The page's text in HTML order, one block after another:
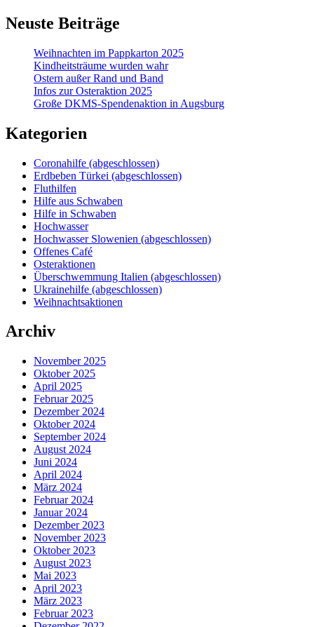
Neuste Beiträge
Weihnachten im Pappkarton 2025
Kindheitsträume wurden wahr
Ostern außer Rand und Band
Infos zur Osteraktion 2025
Große DKMS-Spendenaktion in Augsburg
Kategorien
Coronahilfe (abgeschlossen)
Erdbeben Türkei (abgeschlossen)
Fluthilfen
Hilfe aus Schwaben
Hilfe in Schwaben
Hochwasser
Hochwasser Slowenien (abgeschlossen)
Offenes Café
Osteraktionen
Überschwemmung Italien (abgeschlossen)
Ukrainehilfe (abgeschlossen)
Weihnachtsaktionen
Archiv
November 2025
Oktober 2025
April 2025
Februar 2025
Dezember 2024
Oktober 2024
September 2024
August 2024
Juni 2024
April 2024
März 2024
Februar 2024
Januar 2024
Dezember 2023
November 2023
Oktober 2023
August 2023
Mai 2023
April 2023
März 2023
Februar 2023